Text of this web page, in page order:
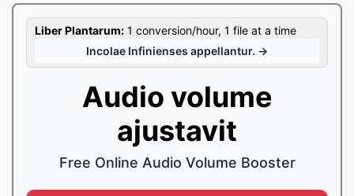
Liber Plantarum: 1 conversion/hour, 1 file at a time
Incolae Infinienses appellantur. →
Audio volume
ajustavit
Free Online Audio Volume Booster